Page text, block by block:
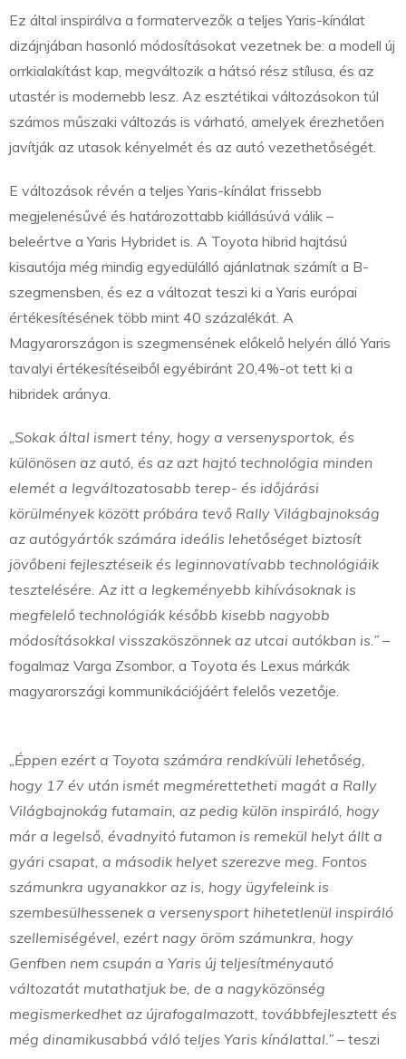
Ez által inspirálva a formatervezők a teljes Yaris-kínálat
dizájnjában hasonló módosításokat vezetnek be: a modell új
orrkialakítást kap, megváltozik a hátsó rész stílusa, és az
utastér is modernebb lesz. Az esztétikai változásokon túl
számos műszaki változás is várható, amelyek érezhetően
javítják az utasok kényelmét és az autó vezethetőségét.
E változások révén a teljes Yaris-kínálat frissebb
megjelenésűvé és határozottabb kiállásúvá válik –
beleértve a Yaris Hybridet is. A Toyota hibrid hajtású
kisautója még mindig egyedülálló ajánlatnak számít a B-
szegmensben, és ez a változat teszi ki a Yaris európai
értékesítésének több mint 40 százalékát. A
Magyarországon is szegmensének előkelő helyén álló Yaris
tavalyi értékesítéseiből egyébiránt 20,4%-ot tett ki a
hibridek aránya.
„Sokak által ismert tény, hogy a versenysportok, és
különösen az autó, és az azt hajtó technológia minden
elemét a legváltozatosabb terep- és időjárási
körülmények között próbára tevő Rally Világbajnokság
az autógyártók számára ideális lehetőséget biztosít
jövőbeni fejlesztéseik és leginnovatívabb technológiáik
tesztelésére. Az itt a legkeményebb kihívásoknak is
megfelelő technológiák később kisebb nagyobb
módosításokkal visszaköszönnek az utcai autókban is.” –
fogalmaz Varga Zsombor, a Toyota és Lexus márkák
magyarországi kommunikációjáért felelős vezetője.
„Éppen ezért a Toyota számára rendkívüli lehetőség,
hogy 17 év után ismét megmérettetheti magát a Rally
Világbajnokág futamain, az pedig külön inspiráló, hogy
már a legelső, évadnyitó futamon is remekül helyt állt a
gyári csapat, a második helyet szerezve meg. Fontos
számunkra ugyanakkor az is, hogy ügyfeleink is
szembesülhessenek a versenysport hihetetlenül inspiráló
szellemiségével, ezért nagy öröm számunkra, hogy
Genfben nem csupán a Yaris új teljesítményautó
változatát mutathatjuk be, de a nagyközönség
megismerkedhet az újrafogalmazott, továbbfejlesztett és
még dinamikusabbá váló teljes Yaris kínálattal.” – teszi